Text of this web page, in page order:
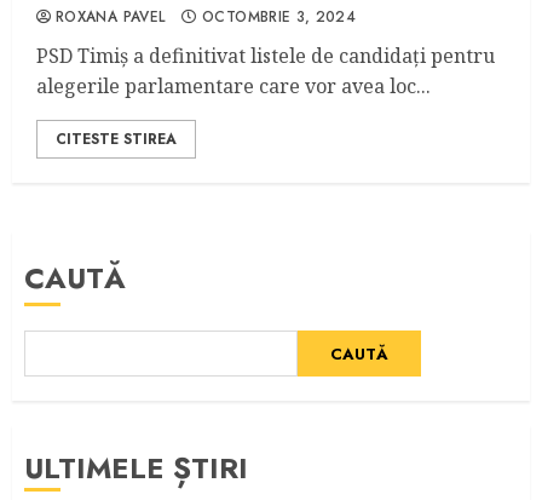
ROXANA PAVEL OCTOMBRIE 3, 2024
PSD Timiș a definitivat listele de candidați pentru
alegerile parlamentare care vor avea loc...
CITESTE STIREA
CAUTĂ
CAUTĂ
ULTIMELE ȘTIRI